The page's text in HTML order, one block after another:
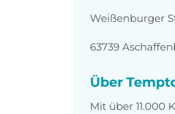
Weißenburger
63739
Über
Mit über 11.000